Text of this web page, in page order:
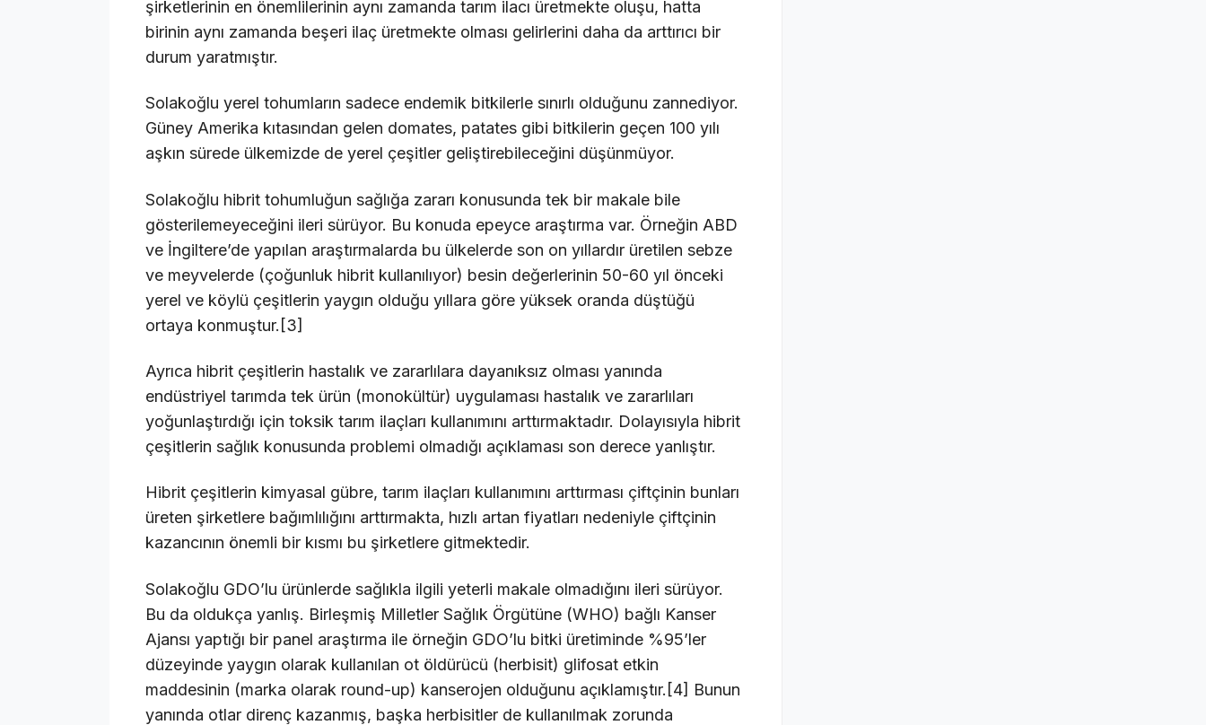
şirketlerinin en önemlilerinin aynı zamanda tarım ilacı üretmekte oluşu, hatta
birinin aynı zamanda beşeri ilaç üretmekte olması gelirlerini daha da arttırıcı bir
durum yaratmıştır.
Solakoğlu yerel tohumların sadece endemik bitkilerle sınırlı olduğunu zannediyor.
Güney Amerika kıtasından gelen domates, patates gibi bitkilerin geçen 100 yılı
aşkın sürede ülkemizde de yerel çeşitler geliştirebileceğini düşünmüyor.
Solakoğlu hibrit tohumluğun sağlığa zararı konusunda tek bir makale bile
gösterilemeyeceğini ileri sürüyor. Bu konuda epeyce araştırma var. Örneğin ABD
ve İngiltere’de yapılan araştırmalarda bu ülkelerde son on yıllardır üretilen sebze
ve meyvelerde (çoğunluk hibrit kullanılıyor) besin değerlerinin 50-60 yıl önceki
yerel ve köylü çeşitlerin yaygın olduğu yıllara göre yüksek oranda düştüğü
ortaya konmuştur.[3]
Ayrıca hibrit çeşitlerin hastalık ve zararlılara dayanıksız olması yanında
endüstriyel tarımda tek ürün (monokültür) uygulaması hastalık ve zararlıları
yoğunlaştırdığı için toksik tarım ilaçları kullanımını arttırmaktadır. Dolayısıyla hibrit
çeşitlerin sağlık konusunda problemi olmadığı açıklaması son derece yanlıştır.
Hibrit çeşitlerin kimyasal gübre, tarım ilaçları kullanımını arttırması çiftçinin bunları
üreten şirketlere bağımlılığını arttırmakta, hızlı artan fiyatları nedeniyle çiftçinin
kazancının önemli bir kısmı bu şirketlere gitmektedir.
Solakoğlu GDO’lu ürünlerde sağlıkla ilgili yeterli makale olmadığını ileri sürüyor.
Bu da oldukça yanlış. Birleşmiş Milletler Sağlık Örgütüne (WHO) bağlı Kanser
Ajansı yaptığı bir panel araştırma ile örneğin GDO’lu bitki üretiminde %95’ler
düzeyinde yaygın olarak kullanılan ot öldürücü (herbisit) glifosat etkin
maddesinin (marka olarak round-up) kanserojen olduğunu açıklamıştır.[4] Bunun
yanında otlar direnç kazanmış, başka herbisitler de kullanılmak zorunda